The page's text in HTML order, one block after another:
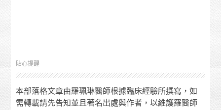
貼心提醒
本部落格文章由羅珮琳醫師根據臨床經驗所撰寫，如
需轉載請先告知並且著名出處與作者，以維護羅醫師